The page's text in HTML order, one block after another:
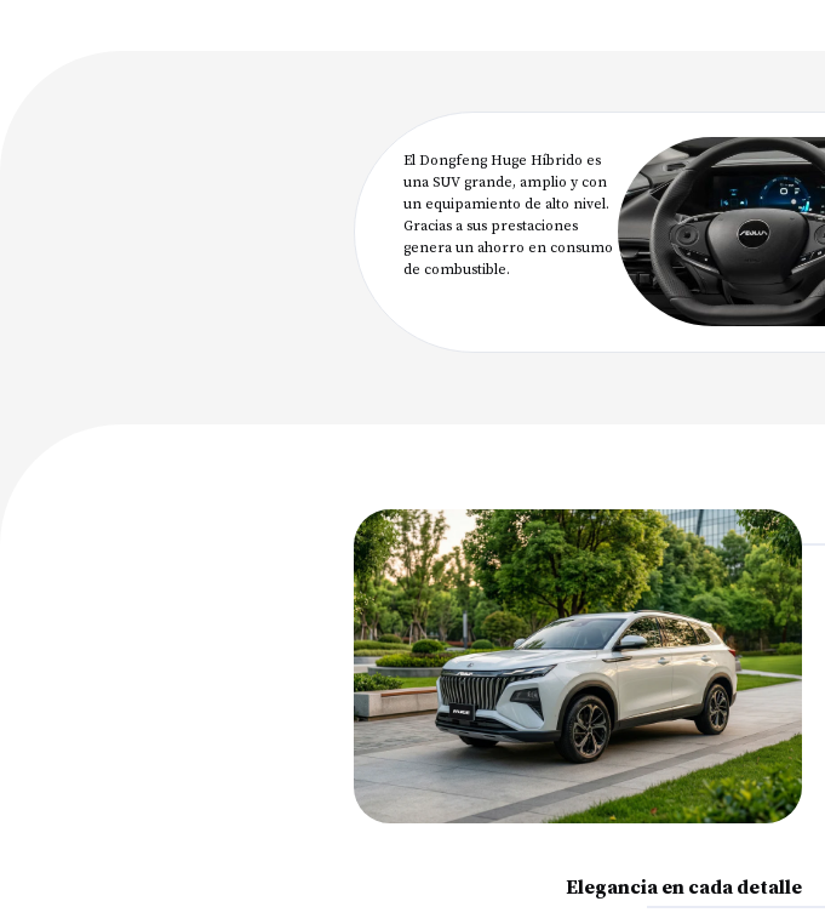
El Dongfeng Huge Híbrido es
una SUV grande, amplio y con
un equipamiento de alto nivel.
Gracias a sus prestaciones
genera un ahorro en consumo
de combustible.
Elegancia en cada detalle